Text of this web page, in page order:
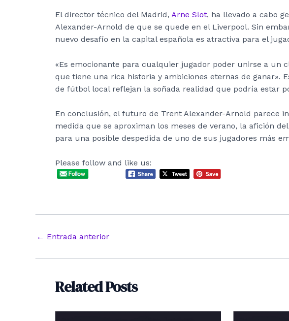
El director técnico del Madrid, Arne Slot, ha llevado a cabo
Alexander-Arnold de que se quede en el Liverpool. Sin
nuevo desafío en la capital española es atractiva para el
«Es emocionante para cualquier jugador poder unirse a un
que tiene una rica historia y ambiciones eternas de ganar».
de fútbol local reflejan la soñada realidad que podría estar
En conclusión, el futuro de Trent Alexander-Arnold parece
medida que se aproximan los meses de verano, la afición
para una posible despedida de uno de sus jugadores más
Please follow and like us:
Navegación
entradas
← Entrada anterior
Related Posts